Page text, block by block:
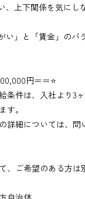
、上下関係を気にし
い」と「賃金」のバ
円＝＝⭐
条件は、入社より3
す。
詳細については、問
、ご希望のある方は